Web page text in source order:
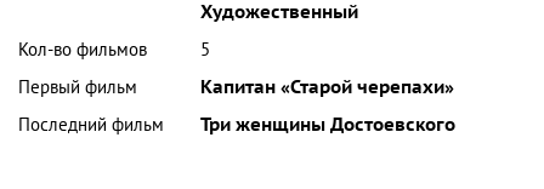
Художественный
Кол-во фильмов
5
Первый фильм
Капитан «Старой черепахи»
Последний фильм
Три женщины Достоевского